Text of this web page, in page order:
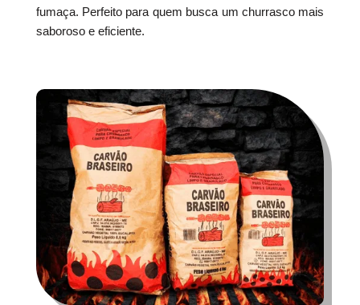
fumaça. Perfeito para quem busca um churrasco mais
saboroso e eficiente.